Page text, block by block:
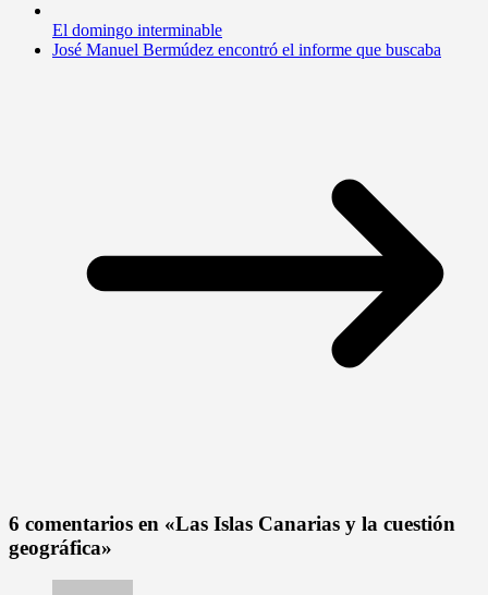
El domingo interminable
José Manuel Bermúdez encontró el informe que buscaba
6 comentarios en «Las Islas Canarias y la cuestión
geográfica»